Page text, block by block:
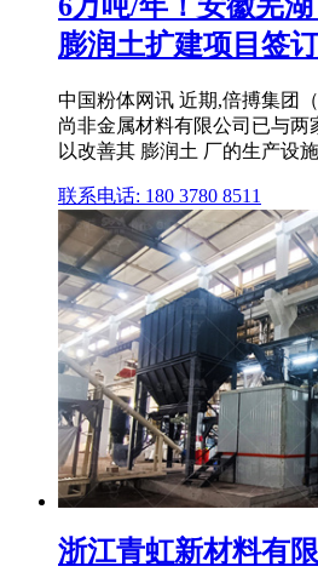
膨润土扩建项目签
中国粉体网讯 近期,倍搏集团
尚非金属材料有限公司已与两
以改善其 膨润土 厂的生产设
联系电话: 180 3780 8511
浙江青虹新材料有